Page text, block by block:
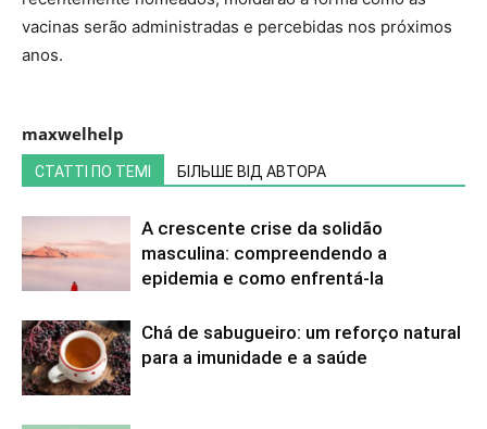
vacinas serão administradas e percebidas nos próximos
anos.
maxwelhelp
СТАТТІ ПО ТЕМІ БІЛЬШЕ ВІД АВТОРА
A crescente crise da solidão
masculina: compreendendo a
epidemia e como enfrentá-la
Chá de sabugueiro: um reforço natural
para a imunidade e a saúde